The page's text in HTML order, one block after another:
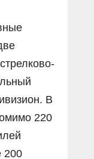
В
220
200